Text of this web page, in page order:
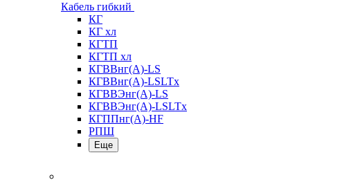
Кабель гибкий
КГ
КГ хл
КГТП
КГТП хл
КГВВнг(А)-LS
КГВВнг(А)-LSLTx
КГВВЭнг(А)-LS
КГВВЭнг(А)-LSLTx
КГППнг(А)-HF
РПШ
Еще